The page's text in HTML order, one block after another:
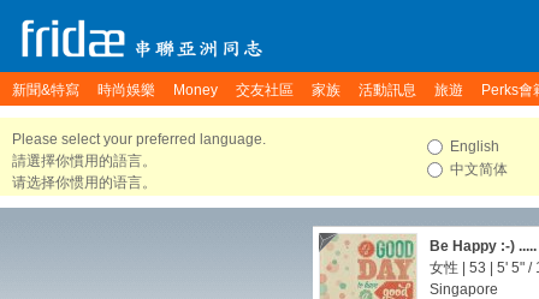
新聞&特寫 時尚娛樂 Money 交友社區 家族 活動訊息 旅遊 Perks會
Please select your preferred language.
請選擇你慣用的語言。
请选择你惯用的语言。
English
中文简体
Be Happy :-) .....
女性 | 53 | 5' 5" /
Singapore